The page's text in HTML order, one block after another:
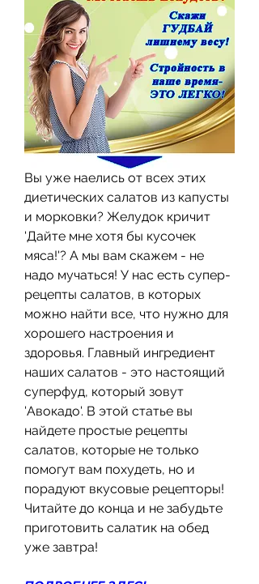
Вы уже наелись от всех этих
диетических салатов из капусты
и морковки? Желудок кричит
'Дайте мне хотя бы кусочек
мяса!'? А мы вам скажем - не
надо мучаться! У нас есть супер-
рецепты салатов, в которых
можно найти все, что нужно для
хорошего настроения и
здоровья. Главный ингредиент
наших салатов - это настоящий
суперфуд, который зовут
'Авокадо'. В этой статье вы
найдете простые рецепты
салатов, которые не только
помогут вам похудеть, но и
порадуют вкусовые рецепторы!
Читайте до конца и не забудьте
приготовить салатик на обед
уже завтра!